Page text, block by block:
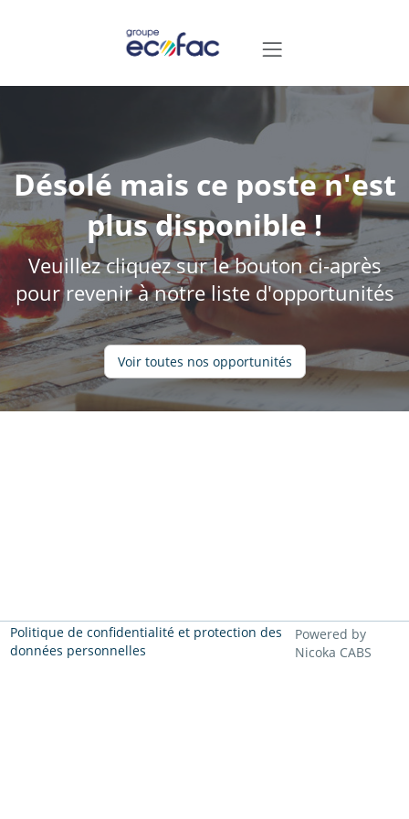
Désolé mais ce poste n'est
plus disponible !
Veuillez cliquez sur le bouton ci-après
pour revenir à notre liste d'opportunités
Voir toutes nos opportunités
Politique de confidentialité et protection des
données personnelles
Powered by
Nicoka CABS